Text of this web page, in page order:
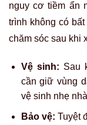
nguy cơ tiềm ẩn
trình không có
chăm sóc sau khi
Vệ sinh: Sau
cần giữ vùng
vệ sinh nhẹ
Bảo vệ: Tuyệt